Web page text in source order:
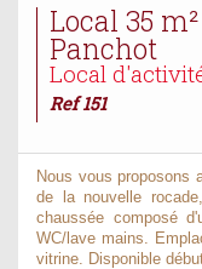
Local 35
Panchot
Local
Ref 151
Nous vous proposons
de la nouvelle
chaussée composé
WC/lave mains.
vitrine. Disponible